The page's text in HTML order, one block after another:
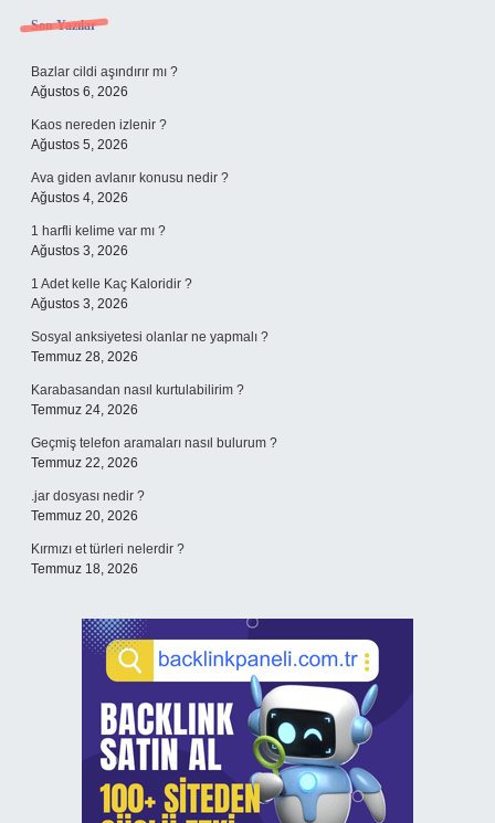
Sidebar
Son Yazılar
Bazlar cildi aşındırır mı ?
Ağustos 6, 2026
Kaos nereden izlenir ?
Ağustos 5, 2026
Ava giden avlanır konusu nedir ?
Ağustos 4, 2026
1 harfli kelime var mı ?
Ağustos 3, 2026
1 Adet kelle Kaç Kaloridir ?
Ağustos 3, 2026
Sosyal anksiyetesi olanlar ne yapmalı ?
Temmuz 28, 2026
Karabasandan nasıl kurtulabilirim ?
Temmuz 24, 2026
Geçmiş telefon aramaları nasıl bulurum ?
Temmuz 22, 2026
.jar dosyası nedir ?
Temmuz 20, 2026
Kırmızı et türleri nelerdir ?
Temmuz 18, 2026